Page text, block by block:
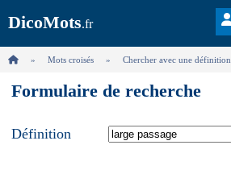
DicoMots.fr
Mots croisés Chercher avec une définition
Formulaire de recherche
Définition